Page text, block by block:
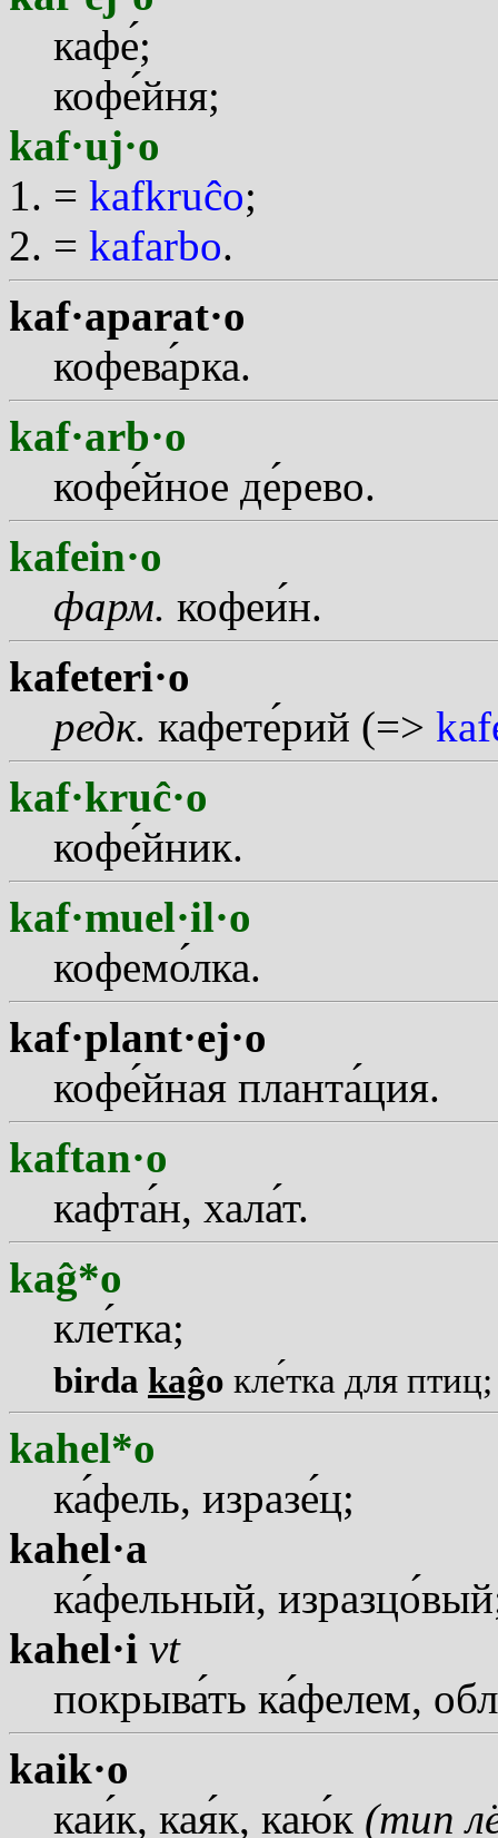
кафе;
кофейня;
kaf·uj·o
= kafkruĉo;
= kafarbo.
kaf·aparat·o
кофеварка.
kaf·arb·o
кофейное дерево.
kafein·o
фарм. кофеин.
kafeteri·o
редк. кафетерий (=>
kaf·kruĉ·o
кофейник.
kaf·muel·il·o
кофемолка.
kaf·plant·ej·o
кофейная плантация.
kaftan·o
кафтан, халат.
kaĝ*o
клетка;
birda kaĝo клетка для
kahel*o
кафель, изразец;
kahel·a
кафельный, изразцо
kahel·i vt
покрывать кафелем,
kaik·o
каик, каяк, каюк (тип